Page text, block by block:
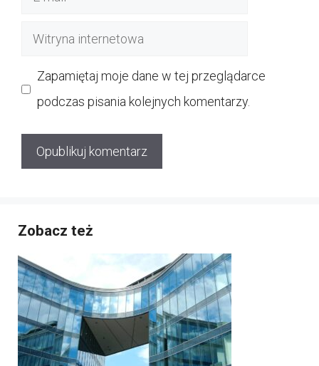
Witryna
Zapamiętaj moje dane w tej przeglądarce
podczas pisania kolejnych komentarzy.
Zobacz też